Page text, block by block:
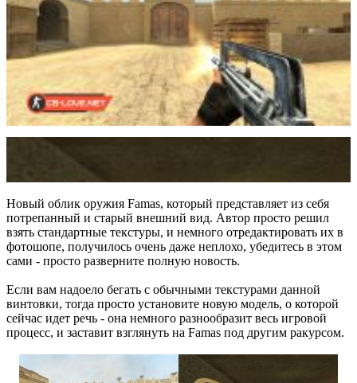
Новый облик оружия Famas, который представляет из себя
потрепанный и старый внешний вид. Автор просто решил
взять стандартные текстуры, и немного отредактировать их в
фотошопе, получилось очень даже неплохо, убедитесь в этом
сами - просто разверните полную новость.
Если вам надоело бегать с обычными текстурами данной
винтовки, тогда просто установите новую модель, о которой
сейчас идет речь - она немного разнообразит весь игровой
процесс, и заставит взглянуть на Famas под другим ракурсом.